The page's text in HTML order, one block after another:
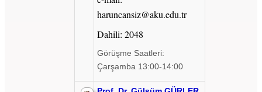
haruncansiz@aku.edu.tr
Dahili: 2048
Görüşme Saatleri:
Çarşamba 13:00-14:00